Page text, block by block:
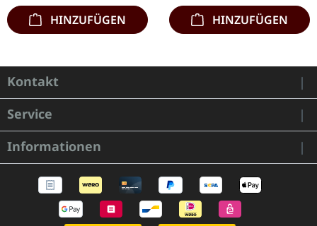
HINZUFÜGEN HINZUFÜGEN
Kontakt
Service
Informationen